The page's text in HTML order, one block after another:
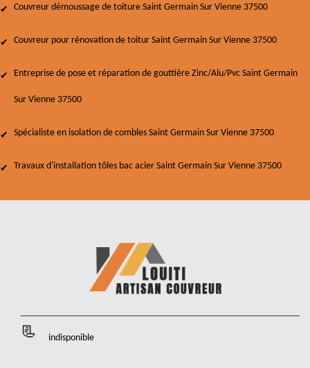
Couvreur démoussage de toiture Saint Germain Sur Vienne 37500
Couvreur pour rénovation de toitur Saint Germain Sur Vienne 37500
Entreprise de pose et réparation de gouttière Zinc/Alu/Pvc Saint Germain
Sur Vienne 37500
Spécialiste en isolation de combles Saint Germain Sur Vienne 37500
Travaux d'installation tôles bac acier Saint Germain Sur Vienne 37500
indisponible